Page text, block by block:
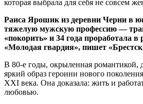
Раиса Ярошик из деревни Черни в
тяжелую мужскую профессию —
«покорить» и 34 года проработала в
«Молодая гвардия», пишет
В 80-е годы, окрыленная романтикой,
яркий образ героини нового
XXI века. Она доказала: жить и
любовью.